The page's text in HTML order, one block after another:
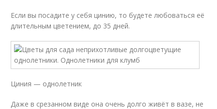
Если вы посадите у себя цинию, то будете любоваться её
длительным цветением, до 35 дней.
Циния — однолетник
Даже в срезанном виде она очень долго живёт в вазе, не